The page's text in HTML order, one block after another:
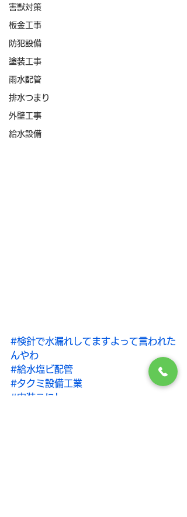
害獣対策
板金工事
防犯設備
塗装工事
雨水配管
排水つまり
外壁工事
給水設備
#検針で水漏れしてますよって言われた
んやわ
#給水塩ビ配管
#タクミ設備工業
#内装こにし